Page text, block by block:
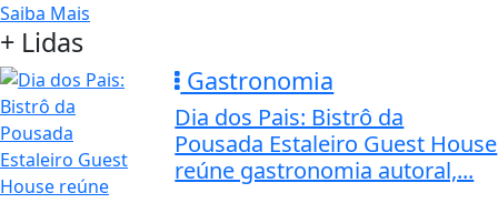
Saiba Mais
+ Lidas
Gastronomia
Dia dos Pais: Bistrô da
Pousada Estaleiro Guest House
reúne gastronomia autoral,...